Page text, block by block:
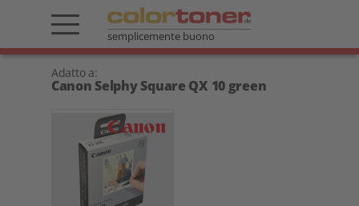
semplicemente buono
Adatto a:
Canon Selphy Square QX 10 green